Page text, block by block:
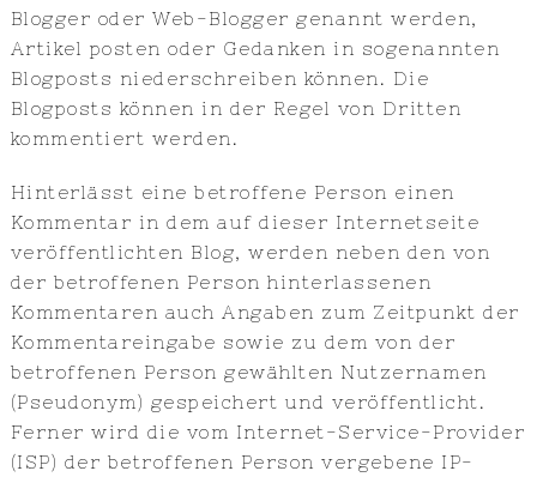
Blogger oder Web-Blogger genannt werden,
Artikel posten oder Gedanken in sogenannten
Blogposts niederschreiben können. Die
Blogposts können in der Regel von Dritten
kommentiert werden.
Hinterlässt eine betroffene Person einen
Kommentar in dem auf dieser Internetseite
veröffentlichten Blog, werden neben den von
der betroffenen Person hinterlassenen
Kommentaren auch Angaben zum Zeitpunkt der
Kommentareingabe sowie zu dem von der
betroffenen Person gewählten Nutzernamen
(Pseudonym) gespeichert und veröffentlicht.
Ferner wird die vom Internet-Service-Provider
(ISP) der betroffenen Person vergebene IP-